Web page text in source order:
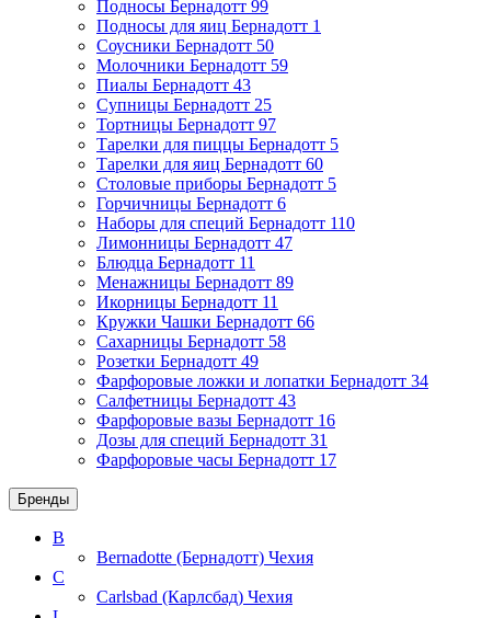
Подносы Бернадотт 99
Подносы для яиц Бернадотт 1
Соусники Бернадотт 50
Молочники Бернадотт 59
Пиалы Бернадотт 43
Супницы Бернадотт 25
Тортницы Бернадотт 97
Тарелки для пиццы Бернадотт 5
Тарелки для яиц Бернадотт 60
Столовые приборы Бернадотт 5
Горчичницы Бернадотт 6
Наборы для специй Бернадотт 110
Лимонницы Бернадотт 47
Блюдца Бернадотт 11
Менажницы Бернадотт 89
Икорницы Бернадотт 11
Кружки Чашки Бернадотт 66
Сахарницы Бернадотт 58
Розетки Бернадотт 49
Фарфоровые ложки и лопатки Бернадотт 34
Салфетницы Бернадотт 43
Фарфоровые вазы Бернадотт 16
Дозы для специй Бернадотт 31
Фарфоровые часы Бернадотт 17
Бренды
B
Bernadotte (Бернадотт) Чехия
C
Carlsbad (Карлсбад) Чехия